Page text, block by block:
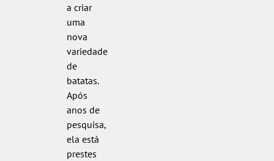
a criar
uma
nova
variedade
de
batatas.
Após
anos de
pesquisa,
ela está
prestes